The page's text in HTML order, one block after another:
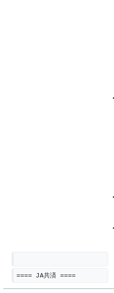
==== JA共済 ====